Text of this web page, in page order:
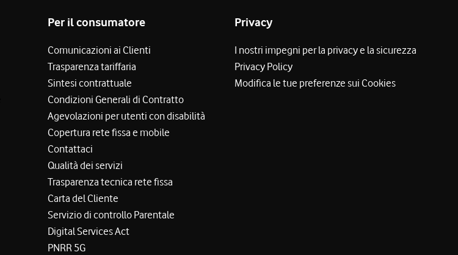
Per il consumatore
Comunicazioni ai Clienti
Trasparenza tariffaria
Sintesi contrattuale
Condizioni Generali di Contratto
Agevolazioni per utenti con disabilità
Copertura rete fissa e mobile
Contattaci
Qualità dei servizi
Trasparenza tecnica rete fissa
Carta del Cliente
Servizio di controllo Parentale
Digital Services Act
PNRR 5G
Privacy
I nostri impegni per la privacy e la sicurezza
Privacy Policy
Modifica le tue preferenze sui Cookies